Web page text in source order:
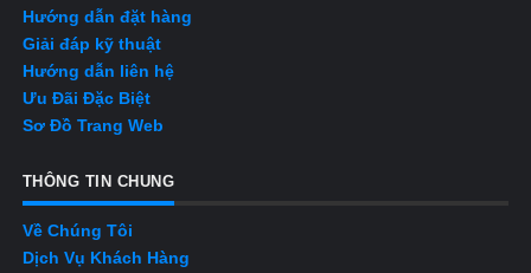
Hướng dẫn đặt hàng
Giải đáp kỹ thuật
Hướng dẫn liên hệ
Ưu Đãi Đặc Biệt
Sơ Đồ Trang Web
THÔNG TIN CHUNG
Về Chúng Tôi
Dịch Vụ Khách Hàng